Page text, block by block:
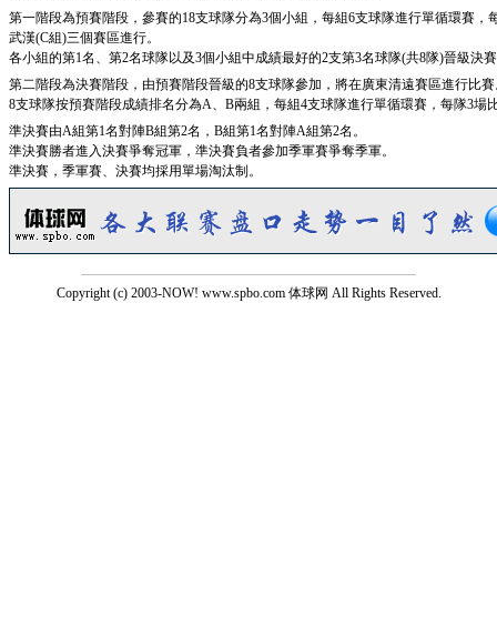
第一階段為預賽階段，參賽的18支球隊分為3個小組，每組6支球隊進行單循環賽
武漢(C組)三個賽區進行。
各小組的第1名、第2名球隊以及3個小組中成績最好的2支第3名球隊(共8隊)晉級決
第二階段為決賽階段，由預賽階段晉級的8支球隊參加，將在廣東清遠賽區進行比
8支球隊按預賽階段成績排名分為A、B兩組，每組4支球隊進行單循環賽，每隊3場
準決賽由A組第1名對陣B組第2名，B組第1名對陣A組第2名。
準決賽勝者進入決賽爭奪冠軍，準決賽負者參加季軍賽爭奪季軍。
準決賽，季軍賽、決賽均採用單場淘汰制。
Copyright (c) 2003-NOW! www.spbo.com 体球网 All Rights Reserved.